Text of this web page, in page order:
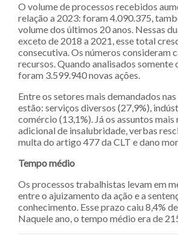
O volume de processos recebidos
relação a 2023: foram 4.090.375,
volume dos últimos 20 anos. Nessas
exceto de 2018 a 2021, esse total
consecutiva. Os números consideram
recursos. Quando analisados somente
foram 3.599.940 novas ações.
Entre os setores mais demandados nas
estão: serviços diversos (27,9%),
comércio (13,1%). Já os assuntos
adicional de insalubridade, verbas
multa do artigo 477 da CLT e dano
Tempo médio
Os processos trabalhistas levam em
entre o ajuizamento da ação e a
conhecimento. Esse prazo caiu 8,4%
Naquele ano, o tempo médio era de